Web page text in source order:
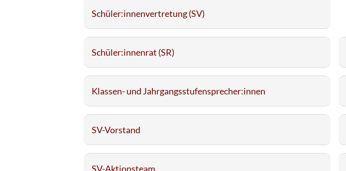
Schüler:innenvertretung (SV)
Schüler:innenrat (SR)
Klassen- und Jahrgangsstufensprecher:innen
SV-Vorstand
SV-Aktionsteam